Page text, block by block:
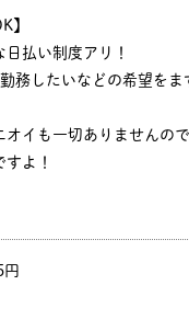
】
払い制度アリ！
務したいなどの希望をま
オイも一切ありませんの
よ！
円